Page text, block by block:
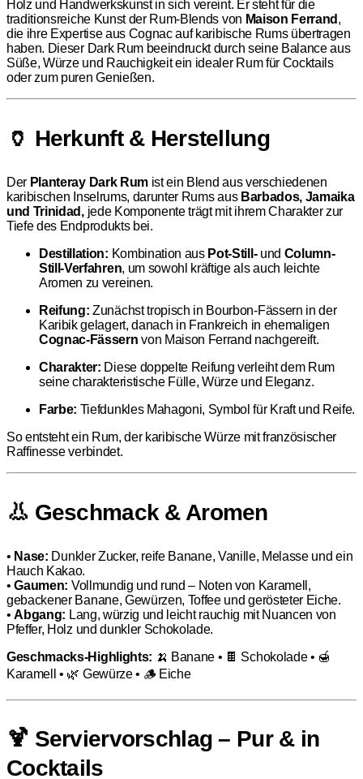
Holz und Handwerkskunst in sich vereint. Er steht für die
traditionsreiche Kunst der Rum-Blends von Maison Ferrand ,
die ihre Expertise aus Cognac auf karibische Rums übertragen
haben. Dieser Dark Rum beeindruckt durch seine Balance aus
Süße, Würze und Rauchigkeit ein idealer Rum für Cocktails
oder zum puren Genießen.
🏺 Herkunft & Herstellung
Der Planteray Dark Rumist ein Blend aus verschiedenen
karibischen Inselrums, darunter Rums aus Barbados, Jamaika
und Trinidad,jede Komponente trägt mit ihrem Charakter zur
Tiefe des Endprodukts bei.
Destillation: Kombination aus Pot-Still-und Column-
Still-Verfahren, um sowohl kräftige als auch leichte
Aromen zu vereinen.
Reifung: Zunächst tropisch in Bourbon-Fässern in der
Karibik gelagert, danach in Frankreich in ehemaligen
Cognac-Fässern von Maison Ferrand nachgereift.
Charakter: Diese doppelte Reifung verleiht dem Rum
seine charakteristische Fülle, Würze und Eleganz.
Farbe: Tiefdunkles Mahagoni, Symbol für Kraft und Reife.
So entsteht ein Rum, der karibische Würze mit französischer
Raffinesse verbindet.
👃 Geschmack & Aromen
• Nase: Dunkler Zucker, reife Banane, Vanille, Melasse und ein
Hauch Kakao.
•Gaumen: Vollmundig und rund – Noten von Karamell,
gebackener Banane, Gewürzen, Toffee und gerösteter Eiche.
•Abgang: Lang, würzig und leicht rauchig mit Nuancen von
Pfeffer, Holz und dunkler Schokolade.
Geschmacks-Highlights: 🍌 Banane • 🍫 Schokolade • 🍯
Karamell • 🌿 Gewürze • 🪵 Eiche
🍹 Serviervorschlag – Pur & in
Cocktails